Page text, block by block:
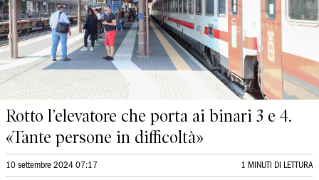
Rotto l’elevatore che porta ai binari 3 e 4.
«Tante persone in difficoltà»
10 settembre 2024 07:17 1 MINUTI DI LETTURA